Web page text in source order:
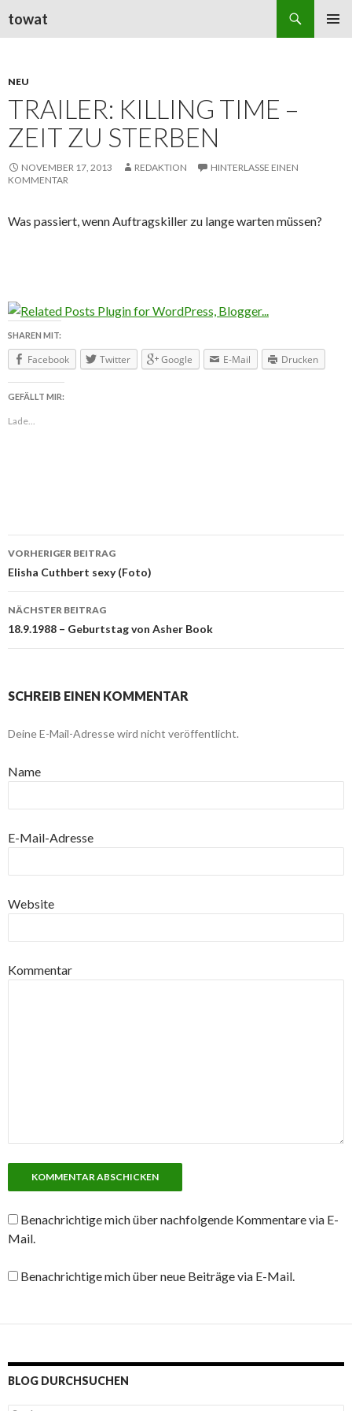
towat
NEU
TRAILER: KILLING TIME –
ZEIT ZU STERBEN
NOVEMBER 17, 2013 REDAKTION
HINTERLASSE EINEN
KOMMENTAR
Was passiert, wenn Auftragskiller zu lange warten müssen?
SHAREN MIT:
Facebook Twitter Google E-Mail Drucken
GEFÄLLT MIR:
Lade...
Beitragsnavigation
VORHERIGER BEITRAG
Elisha Cuthbert sexy (Foto)
NÄCHSTER BEITRAG
18.9.1988 – Geburtstag von Asher Book
SCHREIB EINEN KOMMENTAR
Deine E-Mail-Adresse wird nicht veröffentlicht.
Name
E-Mail-Adresse
Website
Kommentar
Benachrichtige mich über nachfolgende Kommentare via E-
Mail.
Benachrichtige mich über neue Beiträge via E-Mail.
BLOG DURCHSUCHEN